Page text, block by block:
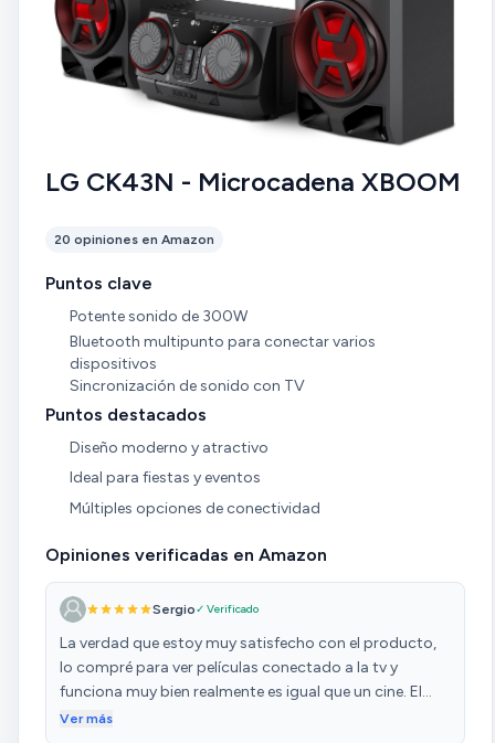
LG CK43N - Microcadena XBOOM
20 opiniones en Amazon
Puntos clave
Potente sonido de 300W
Bluetooth multipunto para conectar varios
dispositivos
Sincronización de sonido con TV
Puntos destacados
Diseño moderno y atractivo
Ideal para fiestas y eventos
Múltiples opciones de conectividad
Opiniones verificadas en Amazon
Sergio✓ Verificado
La verdad que estoy muy satisfecho con el producto,
lo compré para ver películas conectado a la tv y
funciona muy bien realmente es igual que un cine. El
bass o graves es real, yo lo uso desactivado porque se
Ver más